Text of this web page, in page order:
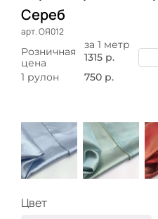
Сереб
арт. ОЯ012
за 1 метр
Розничная
цена
1315 р.
1 рулон 750 р.
Цвет